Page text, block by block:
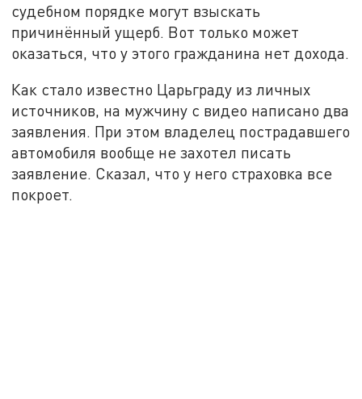
судебном порядке могут взыскать
причинённый ущерб. Вот только может
оказаться, что у этого гражданина нет дохода.
Как стало известно Царьграду из личных
источников, на мужчину с видео написано два
заявления. При этом владелец пострадавшего
автомобиля вообще не захотел писать
заявление. Сказал, что у него страховка все
покроет.